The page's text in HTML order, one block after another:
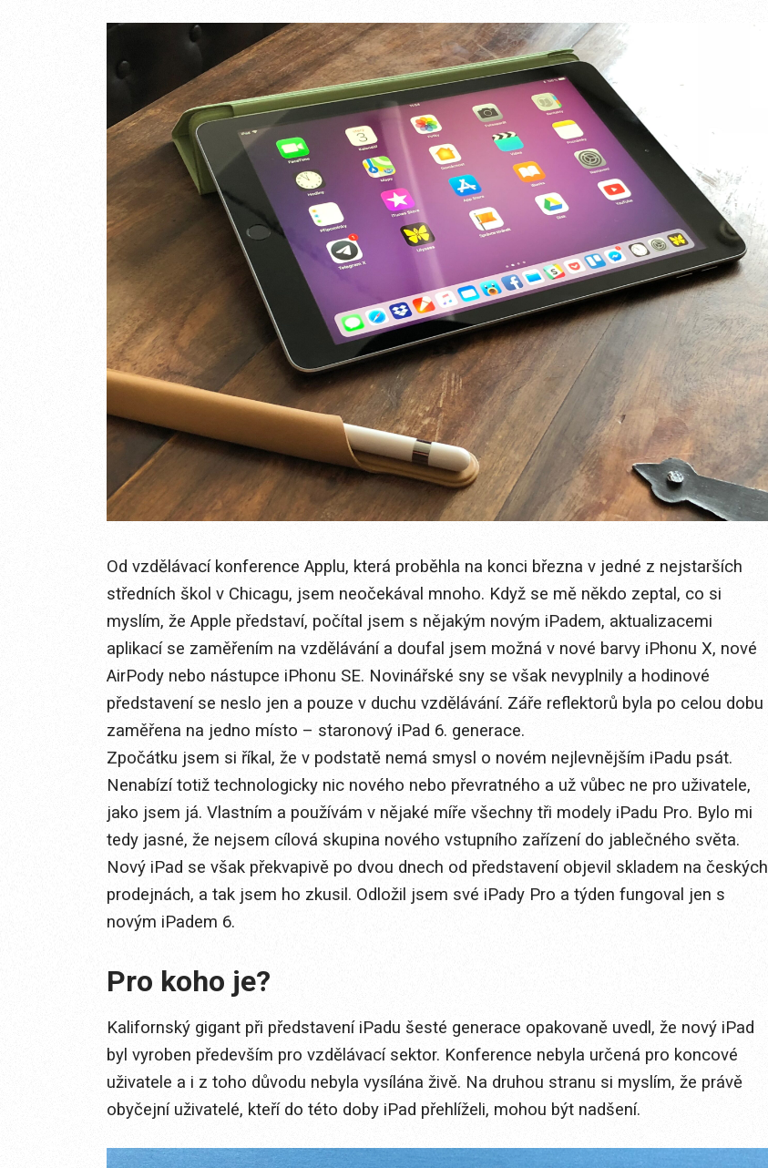
Od vzdělávací konference Applu, která proběhla na konci března v jedné z nejstarších
středních škol v Chicagu, jsem neočekával mnoho. Když se mě někdo zeptal, co si
myslím, že Apple představí, počítal jsem s nějakým novým iPadem, aktualizacemi
aplikací se zaměřením na vzdělávání a doufal jsem možná v nové barvy iPhonu X, nové
AirPody nebo nástupce iPhonu SE. Novinářské sny se však nevyplnily a hodinové
představení se neslo jen a pouze v duchu vzdělávání. Záře reflektorů byla po celou dobu
zaměřena na jedno místo – staronový iPad 6. generace.
Zpočátku jsem si říkal, že v podstatě nemá smysl o novém nejlevnějším iPadu psát.
Nenabízí totiž technologicky nic nového nebo převratného a už vůbec ne pro uživatele,
jako jsem já. Vlastním a používám v nějaké míře všechny tři modely iPadu Pro. Bylo mi
tedy jasné, že nejsem cílová skupina nového vstupního zařízení do jablečného světa.
Nový iPad se však překvapivě po dvou dnech od představení objevil skladem na českých
prodejnách, a tak jsem ho zkusil. Odložil jsem své iPady Pro a týden fungoval jen s
novým iPadem 6.
Pro koho je?
Kalifornský gigant při představení iPadu šesté generace opakovaně uvedl, že nový iPad
byl vyroben především pro vzdělávací sektor. Konference nebyla určená pro koncové
uživatele a i z toho důvodu nebyla vysílána živě. Na druhou stranu si myslím, že právě
obyčejní uživatelé, kteří do této doby iPad přehlíželi, mohou být nadšení.